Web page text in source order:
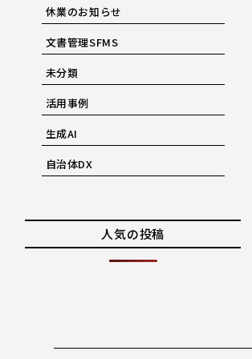
休業のお知らせ
文書管理SFMS
未分類
活用事例
生成AI
自治体DX
人気の投稿